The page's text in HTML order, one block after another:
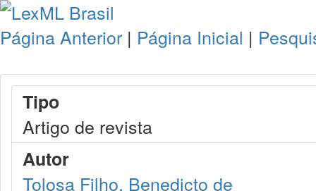
Página Anterior | Página Inicial |
Tipo
Artigo de revista
Autor
Tolosa Filho, Benedicto de